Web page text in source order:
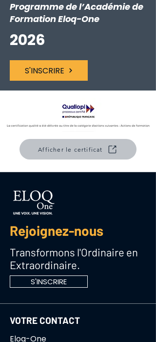
Programme de l’Académie de
Formation Eloq-One
2026
S'INSCRIRE
Afficher le certificat
Rejoignez-nous
Transformons l'Ordinaire en
Extraordinaire.
S'INSCRIRE
VOTRE CONTACT
Eloq-One